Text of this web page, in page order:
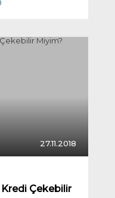
27.11.2018
Çekebilir